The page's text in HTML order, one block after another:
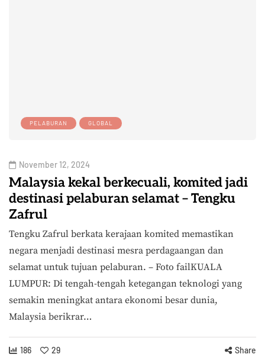
PELABURAN GLOBAL
November 12, 2024
Malaysia kekal berkecuali, komited jadi
destinasi pelaburan selamat – Tengku
Zafrul
Tengku Zafrul berkata kerajaan komited memastikan
negara menjadi destinasi mesra perdagaangan dan
selamat untuk tujuan pelaburan. – Foto failKUALA
LUMPUR: Di tengah-tengah ketegangan teknologi yang
semakin meningkat antara ekonomi besar dunia,
Malaysia berikrar…
186 29 Share